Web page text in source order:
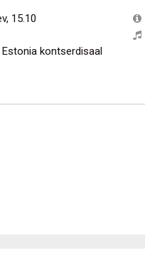
, 15.10
Estonia kontserdisaal